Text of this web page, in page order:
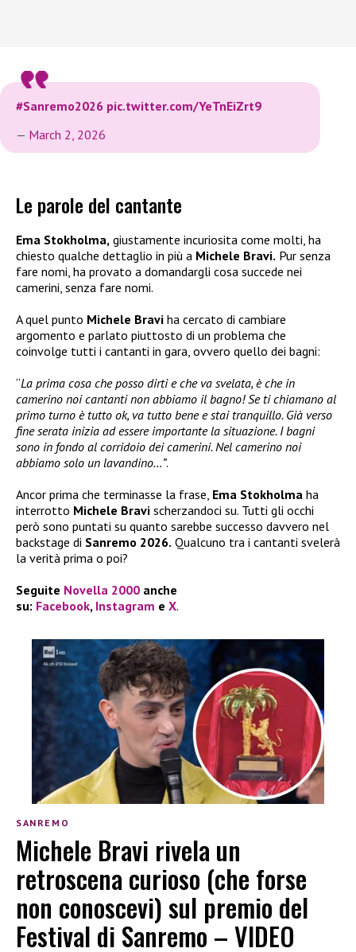
#Sanremo2026 pic.twitter.com/YeTnEiZrt9
— March 2, 2026
Le parole del cantante
Ema Stokholma, giustamente incuriosita come molti, ha
chiesto qualche dettaglio in più a Michele Bravi. Pur senza
fare nomi, ha provato a domandargli cosa succede nei
camerini, senza fare nomi.
A quel punto Michele Bravi ha cercato di cambiare
argomento e parlato piuttosto di un problema che
coinvolge tutti i cantanti in gara, ovvero quello dei bagni:
“La prima cosa che posso dirti e che va svelata, è che in
camerino noi cantanti non abbiamo il bagno! Se ti chiamano al
primo turno è tutto ok, va tutto bene e stai tranquillo. Già verso
fine serata inizia ad essere importante la situazione. I bagni
sono in fondo al corridoio dei camerini. Nel camerino noi
abbiamo solo un lavandino…”.
Ancor prima che terminasse la frase, Ema Stokholma ha
interrotto Michele Bravi scherzandoci su. Tutti gli occhi
però sono puntati su quanto sarebbe successo davvero nel
backstage di Sanremo 2026. Qualcuno tra i cantanti svelerà
la verità prima o poi?
Seguite Novella 2000 anche
su: Facebook, Instagram e X.
SANREMO
Michele Bravi rivela un
retroscena curioso (che forse
non conoscevi) sul premio del
Festival di Sanremo – VIDEO